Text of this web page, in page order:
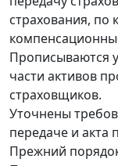
страхования,
Прописываются
части активов
страховщиков.
Уточнены
передаче и акта
Прежний